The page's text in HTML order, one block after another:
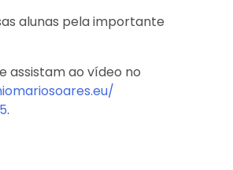
alunas pela importante
assistam ao vídeo no
.